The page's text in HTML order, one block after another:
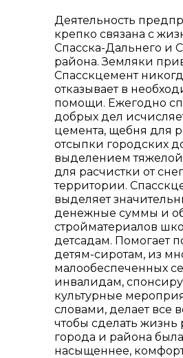
Деятельность
крепко связана с
Спасска-Дальнего и
района. Земляки
Спасскцемент
отказывает в
помощи. Ежегодно
добрых дел
цемента, щебня для
отсыпки городских
выделением тяжелой
для расчистки от
территории.
выделяет
денежные суммы и
стройматериалов
детсадам. Помогает
детям-сиротам, из
малообеспеченных
инвалидам,
культурные
словами, делает все
чтобы сделать жизнь
города и района
насыщеннее,